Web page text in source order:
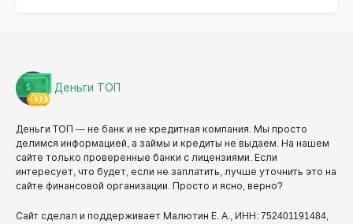
Деньги ТОП
Деньги ТОП — не банк и не кредитная компания. Мы просто
делимся информацией, а займы и кредиты не выдаем. На нашем
сайте только проверенные банки с лицензиями. Если
интересует, что будет, если не заплатить, лучше уточнить это на
сайте финансовой организации. Просто и ясно, верно?
Сайт сделал и поддерживает Малютин Е. А., ИНН: 752401191484,